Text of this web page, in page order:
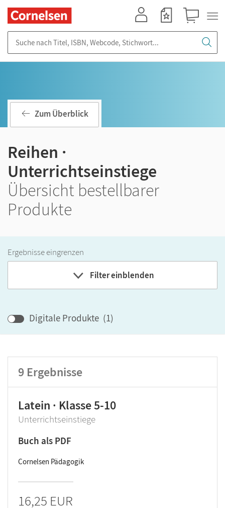
Zum Überblick
Reihen ·
Unterrichtseinstiege
Übersicht bestellbarer
Produkte
Ergebnisse eingrenzen
Filter einblenden
Klassenstufe
Digitale Produkte (1)
9 Ergebnisse
Latein · Klasse 5-10
Unterrichtseinstiege
Buch als PDF
Cornelsen Pädagogik
16,25 EUR